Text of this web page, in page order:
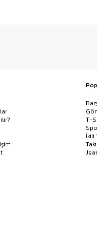
T-
İkili